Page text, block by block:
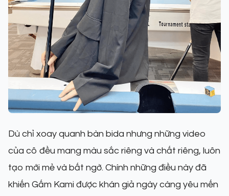
Dù chỉ xoay quanh bàn bida nhưng những video
của cô đều mang màu sắc riêng và chất riêng, luôn
tạo mới mẻ và bất ngờ. Chính những điều này đã
khiến Gấm Kami được khán giả ngày càng yêu mến